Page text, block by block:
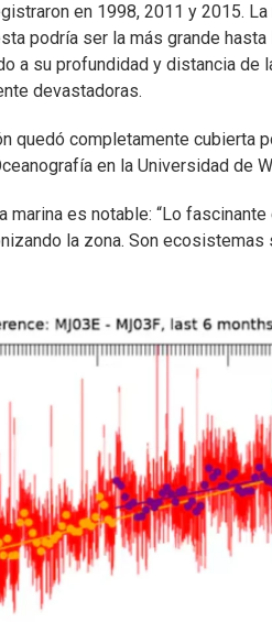
en 1998, 2011 y 2015.
podría ser la más grande
a su profundidad y distancia de
devastadoras.
quedó completamente cubierta
en la Universidad de
marina es notable: “Lo
la zona. Son